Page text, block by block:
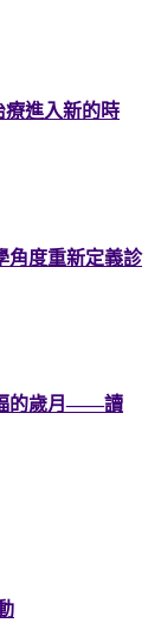
療進入新的時
角度重新定義診
的歲月——讀